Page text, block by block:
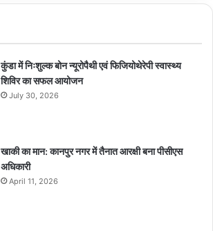
कुंडा में निःशुल्क बोन न्यूरोपैथी एवं फिजियोथेरेपी स्वास्थ्य
शिविर का सफल आयोजन
July 30, 2026
खाकी का मान: कानपुर नगर में तैनात आरक्षी बना पीसीएस
अधिकारी
April 11, 2026